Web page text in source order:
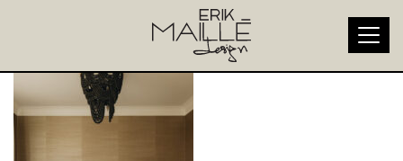
L-elegante-i